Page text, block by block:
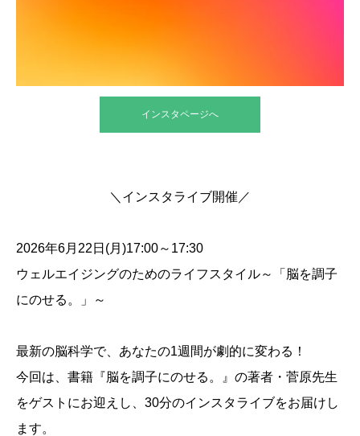
インスタページへ
＼インスタライブ開催／
2026年6月22日(月)17:00～17:30
ウェルエイジングのためのライフスタイル～「脳を調子
にのせる。」～
最新の脳科学で、あなたの1週間が劇的に変わる！
今回は、書籍『脳を調子にのせる。』の著者・菅原先生
をゲストにお迎えし、30分のインスタライブをお届けし
ます。